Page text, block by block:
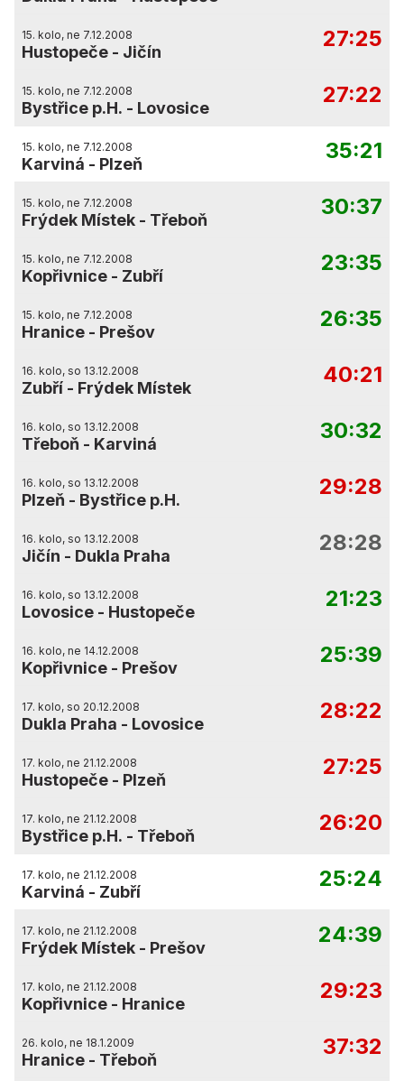
15. kolo, ne 7.12.2008
Hustopeče - Jičín
27:25
15. kolo, ne 7.12.2008
Bystřice p.H. - Lovosice
27:22
15. kolo, ne 7.12.2008
Karviná - Plzeň
35:21
15. kolo, ne 7.12.2008
Frýdek Místek - Třeboň
30:37
15. kolo, ne 7.12.2008
Kopřivnice - Zubří
23:35
15. kolo, ne 7.12.2008
Hranice - Prešov
26:35
16. kolo, so 13.12.2008
Zubří - Frýdek Místek
40:21
16. kolo, so 13.12.2008
Třeboň - Karviná
30:32
16. kolo, so 13.12.2008
Plzeň - Bystřice p.H.
29:28
16. kolo, so 13.12.2008
Jičín - Dukla Praha
28:28
16. kolo, so 13.12.2008
Lovosice - Hustopeče
21:23
16. kolo, ne 14.12.2008
Kopřivnice - Prešov
25:39
17. kolo, so 20.12.2008
Dukla Praha - Lovosice
28:22
17. kolo, ne 21.12.2008
Hustopeče - Plzeň
27:25
17. kolo, ne 21.12.2008
Bystřice p.H. - Třeboň
26:20
17. kolo, ne 21.12.2008
Karviná - Zubří
25:24
17. kolo, ne 21.12.2008
Frýdek Místek - Prešov
24:39
17. kolo, ne 21.12.2008
Kopřivnice - Hranice
29:23
26. kolo, ne 18.1.2009
Hranice - Třeboň
37:32